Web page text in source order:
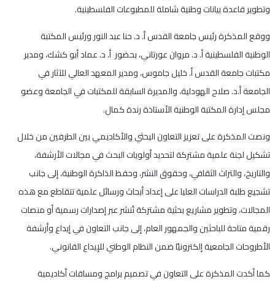
وتطوير قاعدة بيانات وطنية شاملة للمطبوعات الفلسطينية.
ووقع المذكرة رئيس جامعة القدس أ. د. حنا عبد النور ورئيس المكتبة
الوطنية الفلسطينية أ. د. مروان عورتاني، بحضور أ. د. عماد أبو كشك، ومدير
مكتبات جامعة القدس أ. خليل جاموس، ومدير المعهد العالي للآثار في
الجامعة أ.د. صلاح الهودلية، والمديرة السابقة للمكتبات في الجامعة وعضو
مجلس إدارة المكتبة الوطنية الأستاذة رندة كمال.
ونصت المذكرة على تعزيز التعاون البحثي والأكاديمي بين الطرفين من خلال
تشكيل لجنة علمية مشتركة لتحديد أولويات البحث في مجالات الأرشفة،
والتاريخ، والتراث الثقافي، وحقوق النشر، وحفظ الذاكرة الوطنية، إلى جانب
تشجيع طلبة الدراسات العليا على إعداد أبحاث ورسائل علمية تتقاطع مع هذه
المجالات، وتطوير مشاريع بحثية مشتركة تُنشر عبر إصدارات رسمية أو منصات
رقمية متاحة للباحثين والجمهور العام، إلى جانب التعاون في إيداع وأرشفة
الأطروحات الجامعية إلكترونيًا ضمن النظام الوطني للإيداع القانوني.
كما أكدت المذكرة على التعاون في تصميم برامج ومساقات أكاديمية